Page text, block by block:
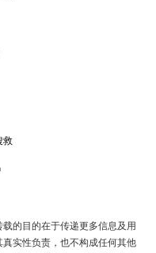
救
的目的在于传递更多信息及用
实性负责，也不构成任何其他